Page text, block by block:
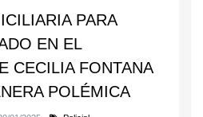
PARA
EN EL
CECILIA FONTANA
POLÉMICA